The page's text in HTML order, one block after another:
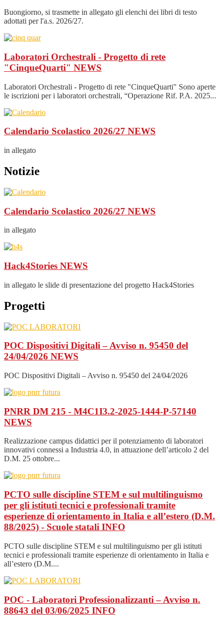
Buongiorno, si trasmette in allegato gli elenchi dei libri di testo
adottati per l'a.s. 2026/27.
Laboratori Orchestrali - Progetto di rete
"CinqueQuarti" NEWS
Laboratori Orchestrali - Progetto di rete "CinqueQuarti" Sono aperte
le iscrizioni per i laboratori orchestrali, “Operazione Rif. P.A. 2025...
Calendario Scolastico 2026/27 NEWS
in allegato
Notizie
Calendario Scolastico 2026/27 NEWS
in allegato
Hack4Stories NEWS
in allegato le slide di presentazione del progetto Hack4Stories
Progetti
POC Dispositivi Digitali – Avviso n. 95450 del
24/04/2026 NEWS
POC Dispositivi Digitali – Avviso n. 95450 del 24/04/2026
PNRR DM 215 - M4C1I3.2-2025-1444-P-57140
NEWS
Realizzazione campus didattici per il potenziamento di laboratori
innovativi connessi a Industria 4.0, in attuazione dell’articolo 2 del
D.M. 25 ottobre...
PCTO sulle discipline STEM e sul multilinguismo
per gli istituti tecnici e professionali tramite
esperienze di orientamento in Italia e all’estero (D.M.
88/2025) - Scuole statali INFO
PCTO sulle discipline STEM e sul multilinguismo per gli istituti
tecnici e professionali tramite esperienze di orientamento in Italia e
all’estero (D.M....
POC - Laboratori Professionalizzanti – Avviso n.
88643 del 03/06/2025 INFO